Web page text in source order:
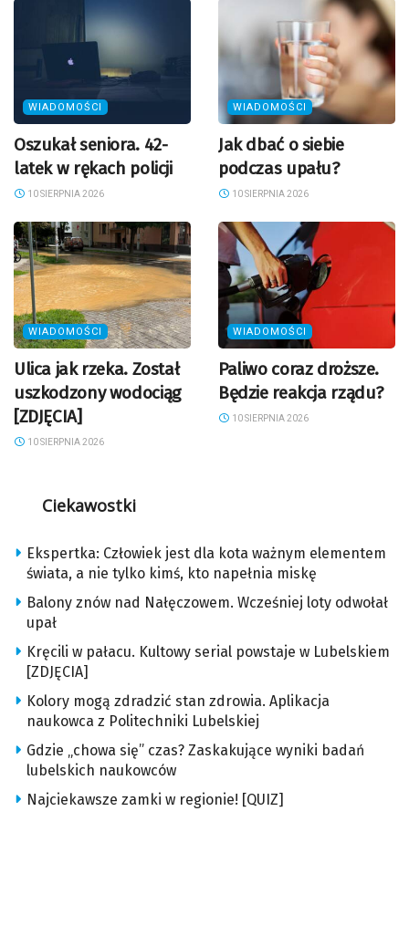
WIADOMOŚCI
Oszukał seniora. 42-
latek w rękach policji
10 SIERPNIA 2026
WIADOMOŚCI
Jak dbać o siebie
podczas upału?
10 SIERPNIA 2026
WIADOMOŚCI
Ulica jak rzeka. Został
uszkodzony wodociąg
[ZDJĘCIA]
10 SIERPNIA 2026
WIADOMOŚCI
Paliwo coraz droższe.
Będzie reakcja rządu?
10 SIERPNIA 2026
Ciekawostki
Ekspertka: Człowiek jest dla kota ważnym elementem
świata, a nie tylko kimś, kto napełnia miskę
Balony znów nad Nałęczowem. Wcześniej loty odwołał
upał
Kręcili w pałacu. Kultowy serial powstaje w Lubelskiem
[ZDJĘCIA]
Kolory mogą zdradzić stan zdrowia. Aplikacja
naukowca z Politechniki Lubelskiej
Gdzie „chowa się” czas? Zaskakujące wyniki badań
lubelskich naukowców
Najciekawsze zamki w regionie! [QUIZ]